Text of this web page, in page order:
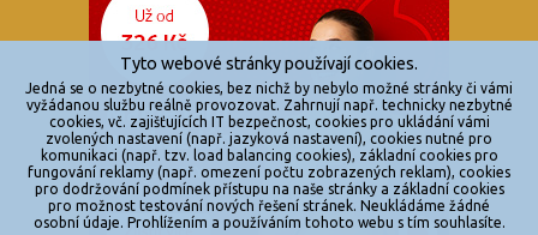
© 2026
zkouknoutfilm.cz
Všechna práva vyhrazena.
Powered by
Reklama
Sítě
Redakce
Tyto webové stránky používají cookies.
Jedná se o nezbytné cookies, bez nichž by nebylo možné stránky či vámi
vyžádanou službu reálně provozovat. Zahrnují např. technicky nezbytné
cookies, vč. zajišťujících IT bezpečnost, cookies pro ukládání vámi
zvolených nastavení (např. jazyková nastavení), cookies nutné pro
komunikaci (např. tzv. load balancing cookies), základní cookies pro
fungování reklamy (např. omezení počtu zobrazených reklam), cookies
pro dodržování podmínek přístupu na naše stránky a základní cookies
pro možnost testování nových řešení stránek. Neukládáme žádné
osobní údaje. Prohlížením a používáním tohoto webu s tím souhlasíte.